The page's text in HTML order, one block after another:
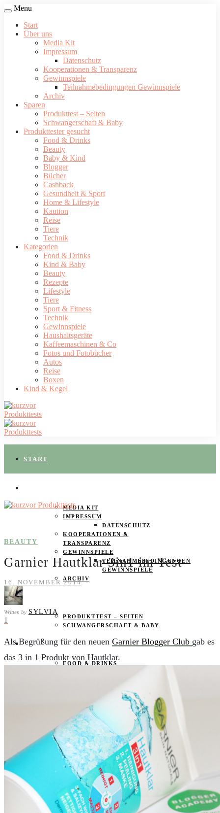
Menu
Start
Über uns
Media Kit
Impressum
Datenschutz
Kooperationen & Transparenz
Gewinnspiele
Teilnahmebedingungen Gewinnspiele
Archiv
Sparen
Produkttest – Seiten
Schwangerschaft & Baby
Produkttester gesucht
Food & Drinks
Beauty
Baby & Kind
Blogger
Bücher
Cashback
Gesundheit & Sport
Home & Lifestyle
Kaution
Reise
Tiere
Technik
Kategorien
Food & Drinks
Kind & Baby
Beauty
Rezepte
Lifestyle
Tiere
Sport & Fitness
Technik
Gewinnspiele
Haushaltsgeräte
Kaffeemaschinen & Co
Fotos und Fotobücher
Autos
Reise
Boxen
Kind & Kegel
START
MEDIA KIT
IMPRESSUM
DATENSCHUTZ
KOOPERATIONEN &
TRANSPARENZ
GEWINNSPIELE
TEILNAHMEBEDINGUNGEN
GEWINNSPIELE
ARCHIV
PRODUKTTEST – SEITEN
SCHWANGERSCHAFT & BABY
PRODUKTTESTER GESUCHT
FOOD & DRINKS
CASHBACK
GESUNDHEIT & SPORT
HOME & LIFESTYLE
KAUTION
REISE
TIERE
TECHNIK
KATEGORIEN
FOOD & DRINKS
KIND & BABY
BEAUTY
Garnier Hautklar 3in1 im Test
16. NOVEMBER 2014
Written by SYLVIA
1
Als Begrüßung für den neuen Garnier Blogger Club gab es
das 3 in 1 Produkt von Hautklar.